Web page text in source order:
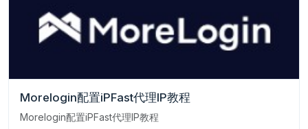
Morelogin配置iPFast代理IP教程
Morelogin配置iPFast代理IP教程